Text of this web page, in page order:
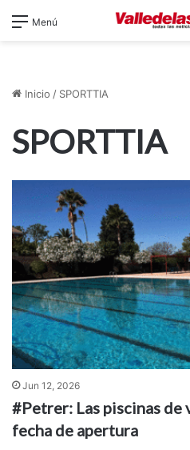
Menú
Inicio / SPORTTIA
SPORTTIA
Jun 12, 2026
#Petrer: Las piscinas de
fecha de apertura